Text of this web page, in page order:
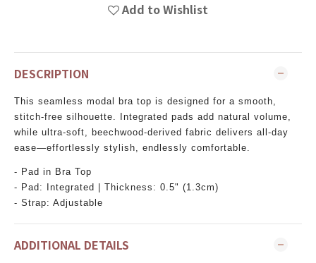
Add to Wishlist
DESCRIPTION
This seamless modal bra top is designed for a smooth,
stitch-free silhouette. Integrated pads add natural volume,
while ultra-soft, beechwood-derived fabric delivers all-day
ease—effortlessly stylish, endlessly comfortable.
- Pad in Bra Top
- Pad: Integrated | Thickness: 0.5" (1.3cm)
- Strap: Adjustable
ADDITIONAL DETAILS